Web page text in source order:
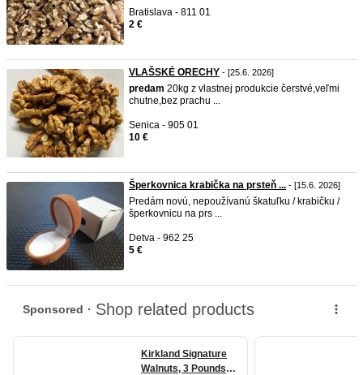
Bratislava - 811 01
2 €
VLAŠSKÉ ORECHY - [25.6. 2026]
predam 20kg z vlastnej produkcie čerstvé,veľmi
chutne,bez prachu ...
Senica - 905 01
10 €
Šperkovnica krabička na prsteň ... - [15.6. 2026]
Predám novú, nepoužívanú škatuľku / krabičku /
šperkovnicu na prs ...
Detva - 962 25
5 €